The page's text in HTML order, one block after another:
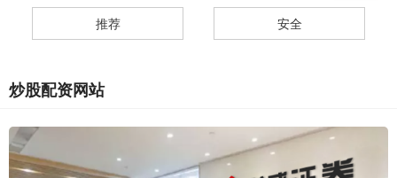
推荐 安全
炒股配资网站